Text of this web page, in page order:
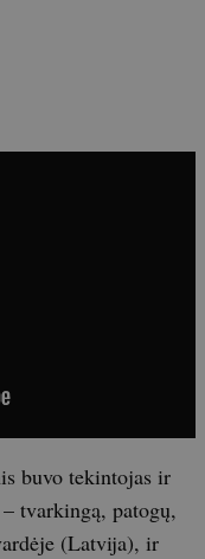
buvo tekintojas ir
tvarkingą, patogų,
(Latvija), ir